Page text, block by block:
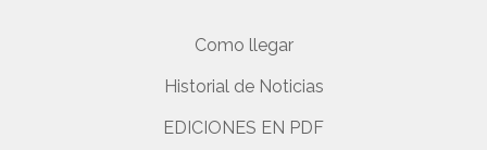
Como llegar
Historial de Noticias
EDICIONES EN PDF